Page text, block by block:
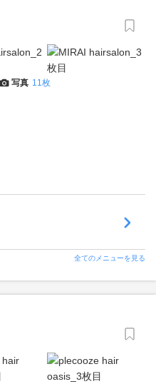
写真 11枚
全てのメニューを見る